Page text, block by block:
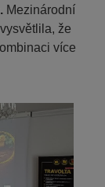
Mezinárodní
vysvětlila, že
více